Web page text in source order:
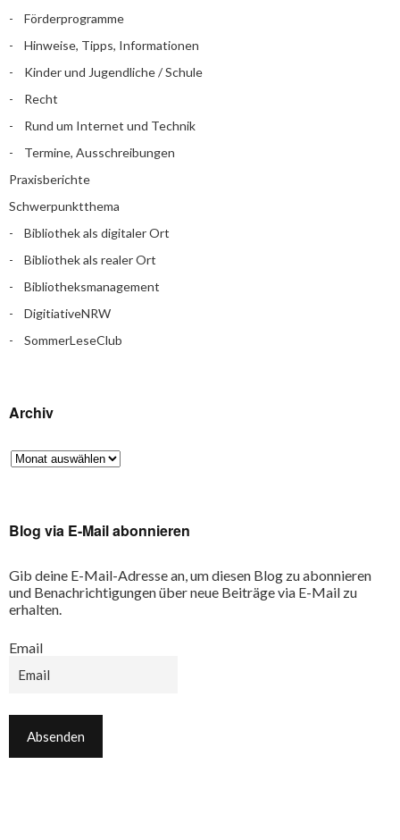
Förderprogramme
Hinweise, Tipps, Informationen
Kinder und Jugendliche / Schule
Recht
Rund um Internet und Technik
Termine, Ausschreibungen
Praxisberichte
Schwerpunktthema
Bibliothek als digitaler Ort
Bibliothek als realer Ort
Bibliotheksmanagement
DigitiativeNRW
SommerLeseClub
Archiv
Blog via E-Mail abonnieren
Gib deine E-Mail-Adresse an, um diesen Blog zu abonnieren
und Benachrichtigungen über neue Beiträge via E-Mail zu
erhalten.
Email